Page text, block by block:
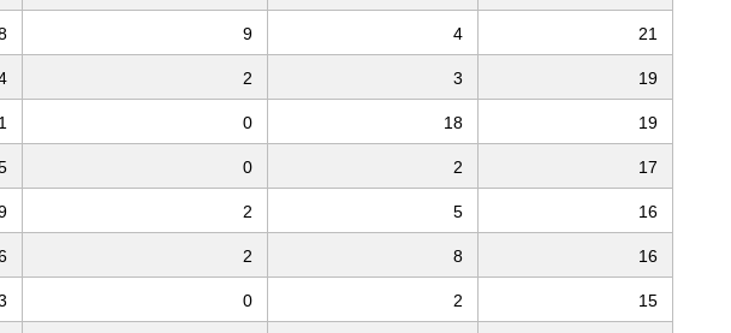
9 4 21
2 3 19
1 0 18 19
0 2 17
2 5 16
2 8 16
0 2 15